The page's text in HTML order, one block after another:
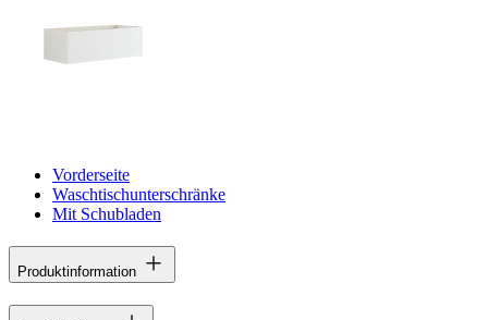
Vorderseite
Waschtischunterschränke
Mit Schubladen
Produktinformation